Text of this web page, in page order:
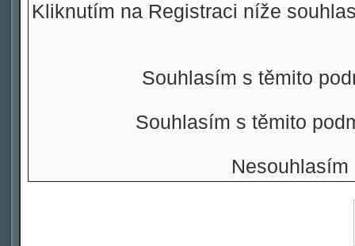
Kliknutím na Registraci níže
Souhlasím s těmito
Souhlasím s těmito